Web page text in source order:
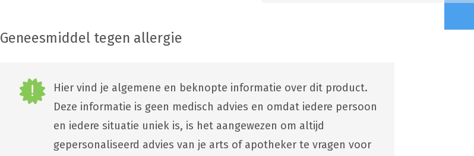
Geneesmiddel tegen allergie
Hier vind je algemene en beknopte informatie over dit product.
Deze informatie is geen medisch advies en omdat iedere persoon
en iedere situatie uniek is, is het aangewezen om altijd
gepersonaliseerd advies van je arts of apotheker te vragen voor